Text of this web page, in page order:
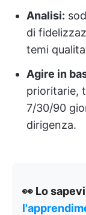
Analisi:
di
temi
Agire in
prioritarie,
7/30/90
dirigenza.
👀 Lo